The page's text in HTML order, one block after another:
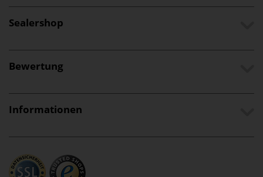
Sealershop
Bewertung
Informationen